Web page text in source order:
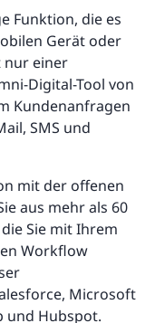
Funktion, die es
Gerät oder
nur einer
Digital-Tool von
Kundenanfragen
SMS und
mit der offenen
aus mehr als 60
Sie mit Ihrem
Workflow
Microsoft
und Hubspot.